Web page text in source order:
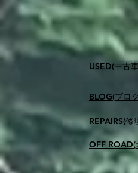
USED(中古
BLOG(ブロ
REPAIRS(
OFF ROAD(